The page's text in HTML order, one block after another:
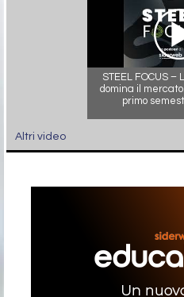
STEEL FOCUS –
domina il
primo
Altri video